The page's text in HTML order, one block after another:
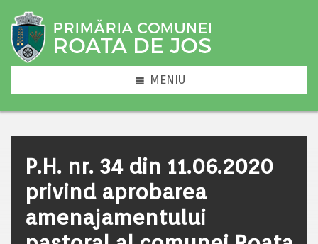
MENIU
P.H. nr. 34 din 11.06.2020
privind aprobarea
amenajamentului